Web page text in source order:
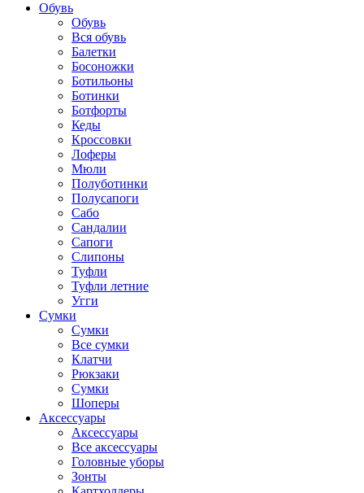
Обувь
Обувь
Вся обувь
Балетки
Босоножки
Ботильоны
Ботинки
Ботфорты
Кеды
Кроссовки
Лоферы
Мюли
Полуботинки
Полусапоги
Сабо
Сандалии
Сапоги
Слипоны
Туфли
Туфли летние
Угги
Сумки
Сумки
Все сумки
Клатчи
Рюкзаки
Сумки
Шоперы
Аксессуары
Аксессуары
Все аксессуары
Головные уборы
Зонты